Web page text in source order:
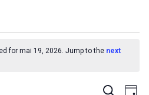
for mai 19, 2026. Jump to the next
Recherche